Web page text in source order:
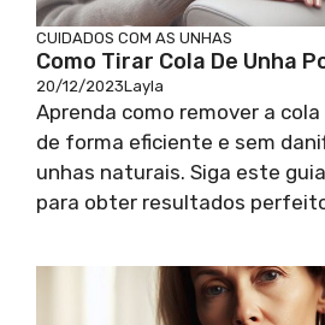
CUIDADOS COM AS UNHAS
Como Tirar Cola De Unha
20/12/2023Layla
Aprenda como remover a
de forma eficiente e sem
unhas naturais. Siga este
para obter resultados